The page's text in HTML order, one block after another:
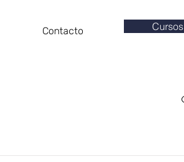
Contacto Cursos